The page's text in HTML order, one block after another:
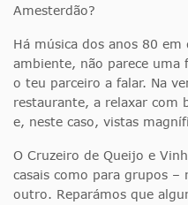
Amesterdão?
Há música dos anos 80
ambiente, não parece uma
o teu parceiro a falar. Na
restaurante, a relaxar com
e, neste caso, vistas
O Cruzeiro de Queijo e
casais como para grupos
outro. Reparámos que